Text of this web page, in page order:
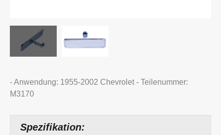
- Anwendung: 1955-2002 Chevrolet - Teilenummer:
M3170
Spezifikation: